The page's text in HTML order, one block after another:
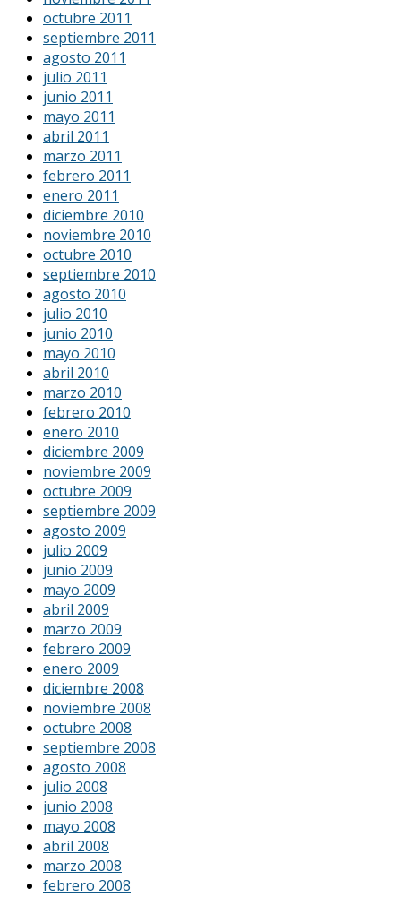
octubre 2011
septiembre 2011
agosto 2011
julio 2011
junio 2011
mayo 2011
abril 2011
marzo 2011
febrero 2011
enero 2011
diciembre 2010
noviembre 2010
octubre 2010
septiembre 2010
agosto 2010
julio 2010
junio 2010
mayo 2010
abril 2010
marzo 2010
febrero 2010
enero 2010
diciembre 2009
noviembre 2009
octubre 2009
septiembre 2009
agosto 2009
julio 2009
junio 2009
mayo 2009
abril 2009
marzo 2009
febrero 2009
enero 2009
diciembre 2008
noviembre 2008
octubre 2008
septiembre 2008
agosto 2008
julio 2008
junio 2008
mayo 2008
abril 2008
marzo 2008
febrero 2008